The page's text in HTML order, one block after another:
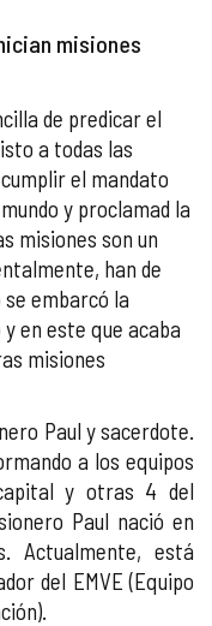
misiones
de predicar el
a todas las
el mandato
y proclamad la
misiones son un
han de
embarcó la
en este que acaba
misiones
Paul y sacerdote.
a los equipos
y otras 4 del
Paul nació en
Actualmente, está
del EMVE (Equipo